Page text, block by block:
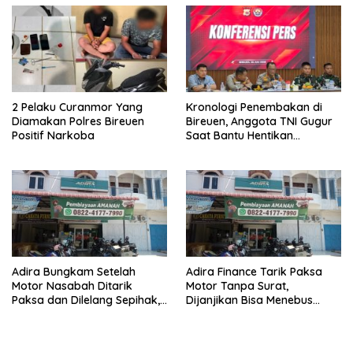
2 Pelaku Curanmor Yang
Diamakan Polres Bireuen
Positif Narkoba
Kronologi Penembakan di
Bireuen, Anggota TNI Gugur
Saat Bantu Hentikan
Adira Bungkam Setelah
Motor Nasabah Ditarik
Paksa dan Dilelang Sepihak,
Adira Finance Tarik Paksa
Motor Tanpa Surat,
Dijanjikan Bisa Menebus